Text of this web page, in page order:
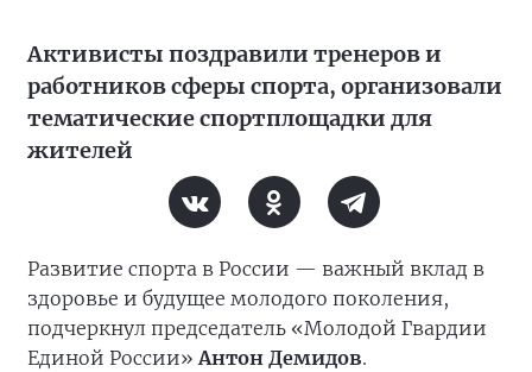
Активисты поздравили тренеров и
работников сферы спорта, организовали
тематические спортплощадки для
жителей
Развитие спорта в России — важный вклад в
здоровье и будущее молодого поколения,
подчеркнул председатель «Молодой Гвардии
Единой России»Антон Демидов.